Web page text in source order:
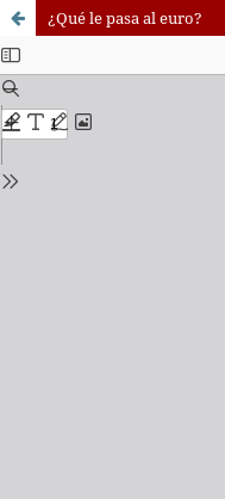
¿Qué le pasa al euro?